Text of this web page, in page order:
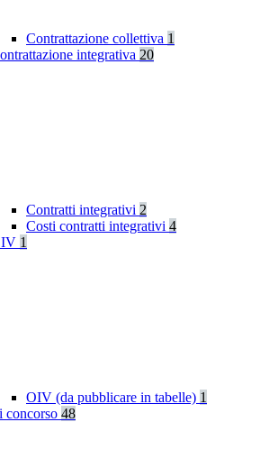
Contrattazione collettiva 1
integrativa 20
Contratti integrativi 2
Costi contratti integrativi 4
1
OIV (da pubblicare in tabelle) 1
concorso 48